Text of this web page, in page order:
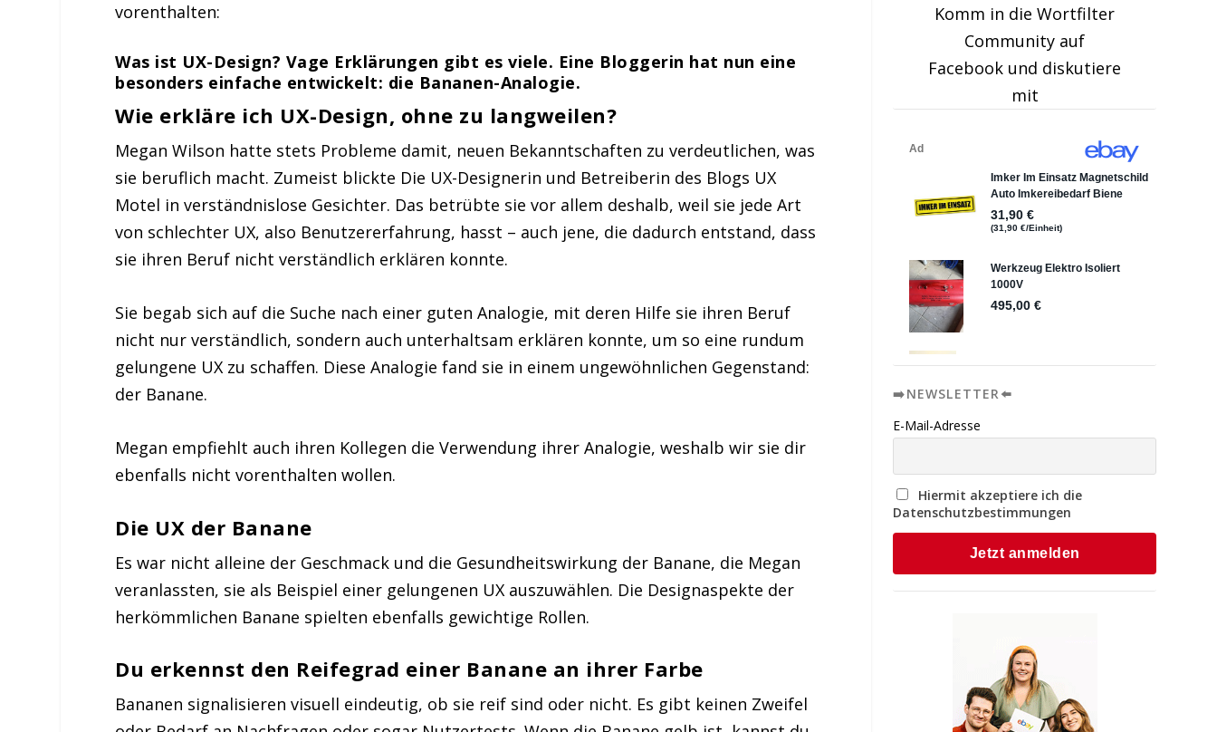
vorenthalten:
Was ist UX-Design? Vage Erklärungen gibt es viele. Eine Bloggerin hat nun eine
besonders einfache entwickelt: die Bananen-Analogie.
Wie erkläre ich UX-Design, ohne zu langweilen?
Megan Wilson hatte stets Probleme damit, neuen Bekanntschaften zu verdeutlichen, was
sie beruflich macht. Zumeist blickte Die UX-Designerin und Betreiberin des Blogs UX
Motel in verständnislose Gesichter. Das betrübte sie vor allem deshalb, weil sie jede Art
von schlechter UX, also Benutzererfahrung, hasst – auch jene, die dadurch entstand, dass
sie ihren Beruf nicht verständlich erklären konnte.
Sie begab sich auf die Suche nach einer guten Analogie, mit deren Hilfe sie ihren Beruf
nicht nur verständlich, sondern auch unterhaltsam erklären konnte, um so eine rundum
gelungene UX zu schaffen. Diese Analogie fand sie in einem ungewöhnlichen Gegenstand:
der Banane.
Megan empfiehlt auch ihren Kollegen die Verwendung ihrer Analogie, weshalb wir sie dir
ebenfalls nicht vorenthalten wollen.
Die UX der Banane
Es war nicht alleine der Geschmack und die Gesundheitswirkung der Banane, die Megan
veranlassten, sie als Beispiel einer gelungenen UX auszuwählen. Die Designaspekte der
herkömmlichen Banane spielten ebenfalls gewichtige Rollen.
Du erkennst den Reifegrad einer Banane an ihrer Farbe
Bananen signalisieren visuell eindeutig, ob sie reif sind oder nicht. Es gibt keinen Zweifel
Komm in die Wortfilter
Community auf
Facebook und diskutiere
mit
➡️NEWSLETTER⬅️
E-Mail-Adresse
Hiermit akzeptiere ich die
Datenschutzbestimmungen